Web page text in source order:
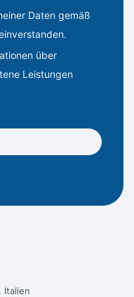
Daten gemäß
über
Leistungen
Italien